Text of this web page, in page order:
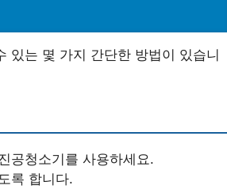
있는 몇 가지 간단한 방법이 있습니
공청소기를 사용하세요.
록 합니다.